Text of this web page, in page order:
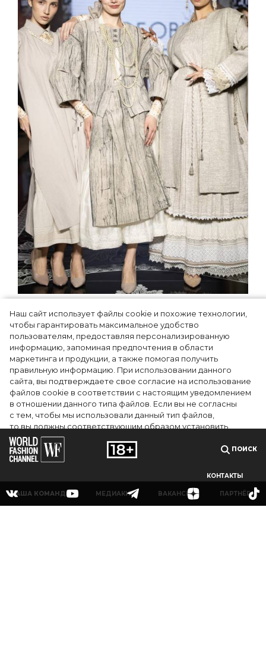
Наш сайт использует файлы cookie и похожие технологии,
чтобы гарантировать максимальное удобство
пользователям, предоставляя персонализированную
информацию, запоминая предпочтения в области
маркетинга и продукции, а также помогая получить
правильную информацию. При использовании данного
сайта, вы подтверждаете свое согласие на использование
файлов cookie в соответствии с настоящим уведомлением
в отношении данного типа файлов. Если вы не согласны
с тем, чтобы мы использовали данный тип файлов,
то вы должны соответствующим образом установить
настройки вашего браузера или не использовать сайт wfc.tv
СОГЛАСЕН
Как Ульяновск стал столицей
российской моды на два дня —
Подиум, байеры и 100 млн рублей
договорённостей: что случилось на
форуме в Ульяновске
ПОИСК
КОНТАКТЫ
НАША КОМАНДА МЕДИАКИТ ВАКАНСИИ ПАРТНЁРЫ